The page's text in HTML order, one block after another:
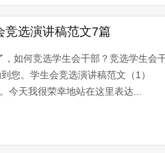
竞选演讲稿范文7篇
如何竞选学生会干部？竞选学生会
到您。学生会竞选演讲稿范文（1
天我很荣幸地站在这里表达...